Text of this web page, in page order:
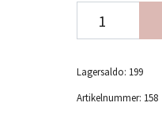
Lagersaldo: 199
Artikelnummer: 158